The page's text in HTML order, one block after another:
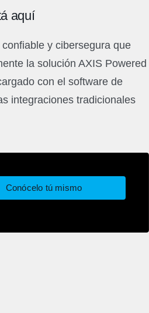
aquí
y cibersegura que
la solución AXIS Powered
con el software de
integraciones tradicionales
Conócelo tú mismo